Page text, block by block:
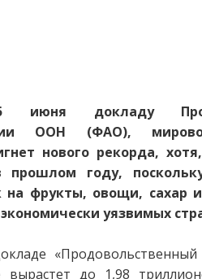
июня докладу
ООН (ФАО),
нового рекорда,
году,
фрукты, овощи, сахар
уязвимых
«Продовольственный
вырастет до 1,98